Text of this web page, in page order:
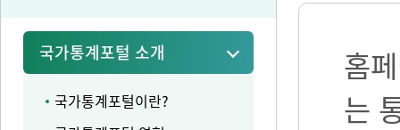
국가통계포털 소개
국가통계포털이란?
홈
는